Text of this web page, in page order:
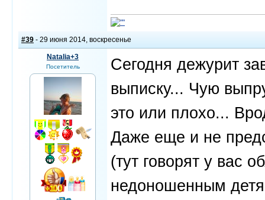
#39 - 29 июня 2014, воскресенье
Natalia+3
Посетитель
Сегодня дежурит
выписку... Чую
это или плохо...
Даже еще и не
(тут говорят у вас
недоношенным